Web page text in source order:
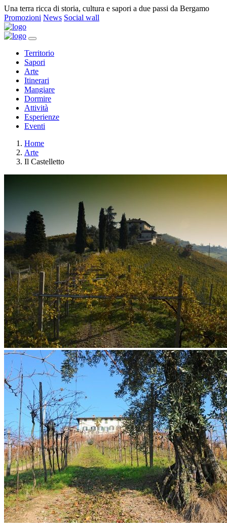
Una terra ricca di storia, cultura e sapori a due passi da Bergamo
Promozioni News Social wall
Territorio
Sapori
Arte
Itinerari
Mangiare
Dormire
Attività
Esperienze
Eventi
Home
Arte
Il Castelletto